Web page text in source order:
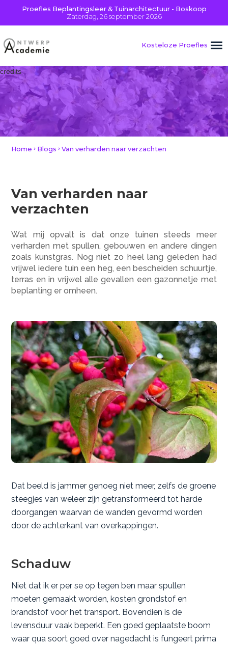
Proefles Beplantingsleer & Tuinarchitectuur - Boskoop
Zaterdag, 26 september 2026
Kosteloze Proefles
credits
Home Blogs Van verharden naar verzachten
Van verharden naar
verzachten
Wat mij opvalt is dat onze tuinen steeds meer
verharden met spullen, gebouwen en andere dingen
zoals kunstgras. Nog niet zo heel lang geleden had
vrijwel iedere tuin een heg, een bescheiden schuurtje,
terras en in vrijwel alle gevallen een gazonnetje met
beplanting er omheen.
Dat beeld is jammer genoeg niet meer, zelfs de groene
steegjes van weleer zijn getransformeerd tot harde
doorgangen waarvan de wanden gevormd worden
door de achterkant van overkappingen.
Schaduw
Niet dat ik er per se op tegen ben maar spullen
moeten gemaakt worden, kosten grondstof en
brandstof voor het transport. Bovendien is de
levensduur vaak beperkt. Een goed geplaatste boom
waar qua soort goed over nagedacht is fungeert prima